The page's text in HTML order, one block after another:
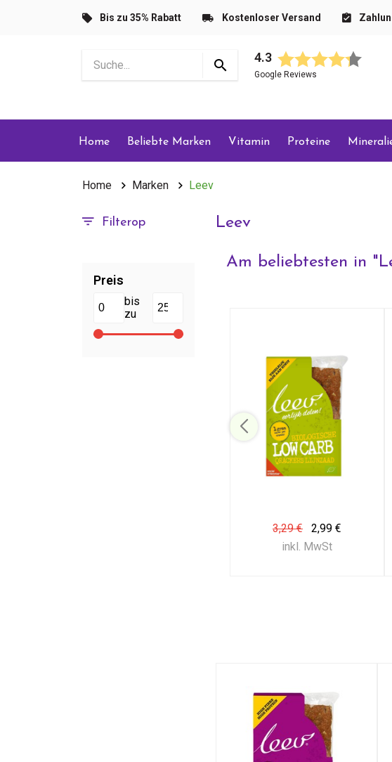
Bis zu 35% Rabatt Kostenloser Versand
4.3
Google Reviews
Home Beliebte Marken Vitamin Proteine
Home Marken Leev
Filterop
Preis
bis
zu
Leev
Am beliebtesten in "
3,29 €
2,99 €
inkl. MwSt